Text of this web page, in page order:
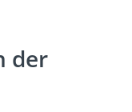
der